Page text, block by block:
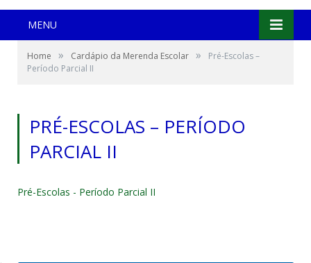
MENU
Home » Cardápio da Merenda Escolar »
Pré-Escolas –
Período Parcial II
PRÉ-ESCOLAS – PERÍODO
PARCIAL II
Pré-Escolas - Período Parcial II